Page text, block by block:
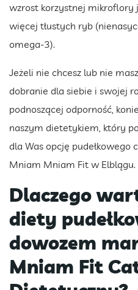
wzrost korzystnej mikroflory
więcej tłustych ryb
omega-3).
Jeżeli nie chcesz lub nie
dobranie dla siebie i swojej
podnoszącej odporność,
naszym dietetykiem, który
dla Was opcję
Mniam Mniam Fit w Elblągu.
Dlaczego
diety
dowozem
Mniam Fit